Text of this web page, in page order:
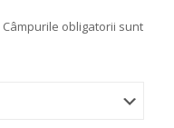
Câmpurile obligatorii sunt